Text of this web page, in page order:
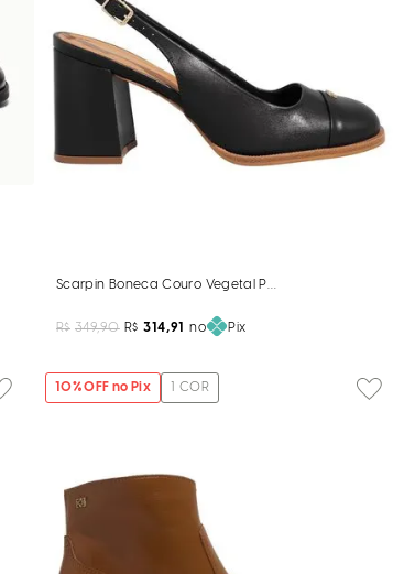
Salto Grosso
Scarpin Boneca Couro Vegetal Preto Salto Bloco
R$ 349,90 R$ 314,91 no Pix
10% OFF no Pix 1 COR